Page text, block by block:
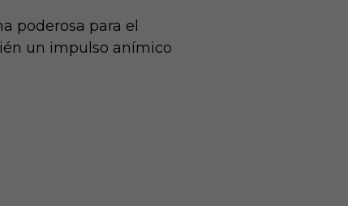
poderosa para el
un impulso anímico